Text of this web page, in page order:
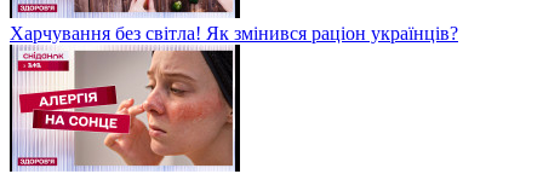
Харчування без світла! Як змінився раціон українців?